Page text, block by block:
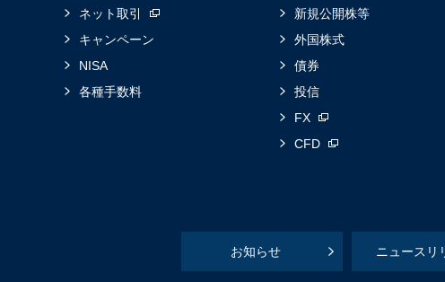
ネット取引
キャンペーン
NISA
各種手数料
新規公開株等
外国株式
債券
投信
FX
CFD
お知らせ ニュースリ